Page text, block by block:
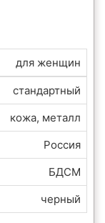
для женщин
стандартный
кожа, металл
Россия
БДСМ
черный